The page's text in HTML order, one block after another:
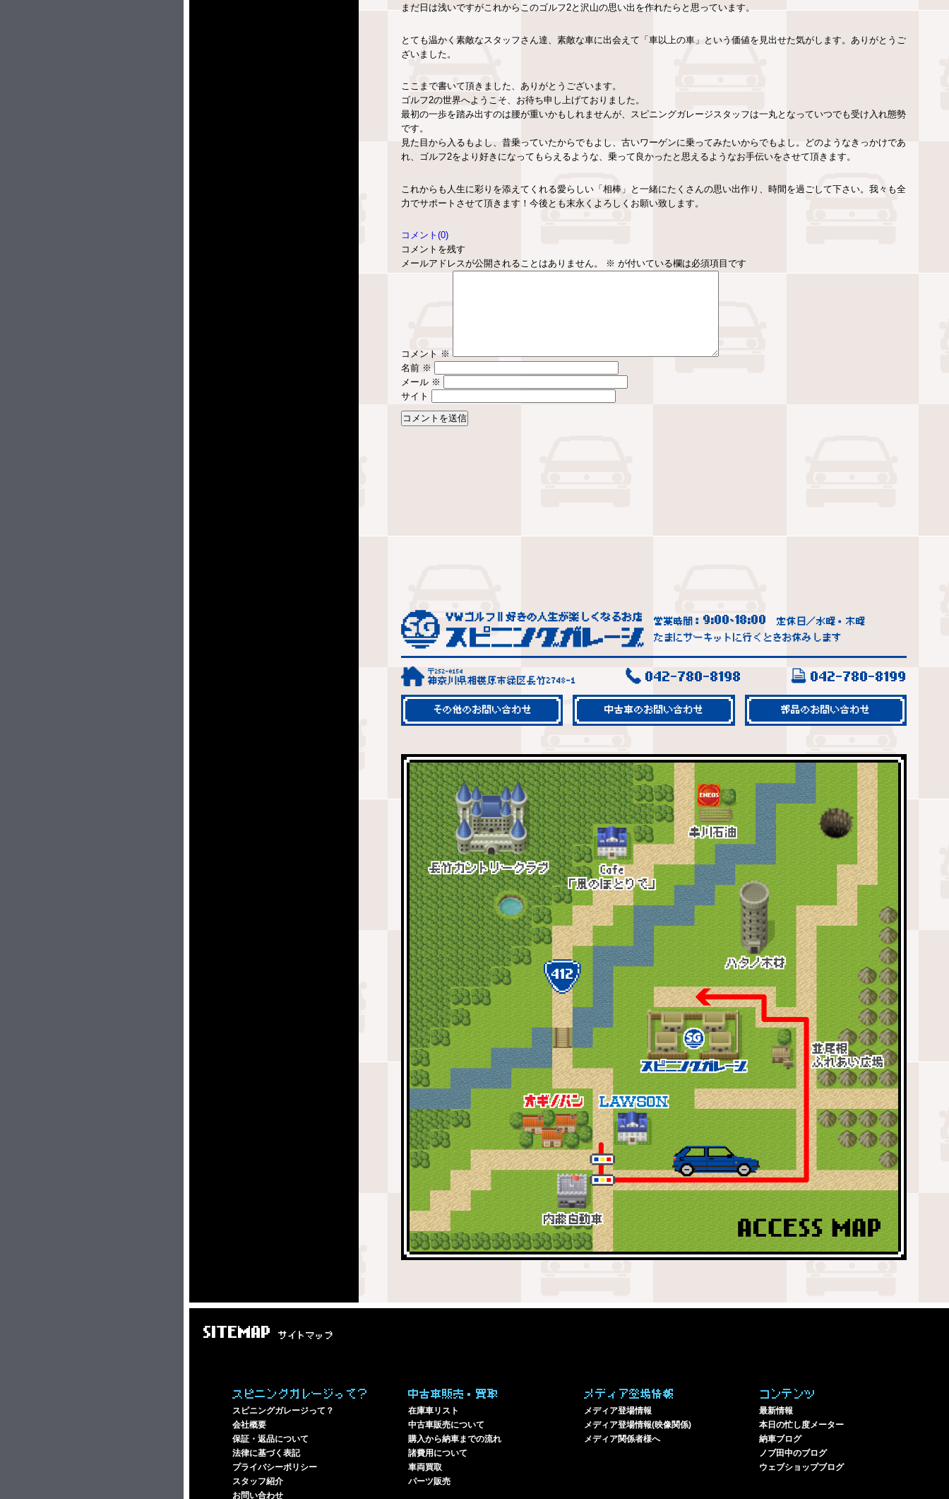
まだ日は浅いですがこれからこのゴルフ2と沢山の思い出を作れたらと思っています。
とても温かく素敵なスタッフさん達、素敵な車に出会えて「車以上の車」という価値を見出せた気がします。ありがとうご
ざいました。
ここまで書いて頂きました、ありがとうございます。
ゴルフ2の世界へようこそ、お待ち申し上げておりました。
最初の一歩を踏み出すのは腰が重いかもしれませんが、スピニングガレージスタッフは一丸となっていつでも受け入れ態勢
です。
見た目から入るもよし、昔乗っていたからでもよし、古いワーゲンに乗ってみたいからでもよし。どのようなきっかけであ
れ、ゴルフ2をより好きになってもらえるような、乗って良かったと思えるようなお手伝いをさせて頂きます。
これからも人生に彩りを添えてくれる愛らしい「相棒」と一緒にたくさんの思い出作り、時間を過ごして下さい。我々も全
力でサポートさせて頂きます！今後とも末永くよろしくお願い致します。
コメント(0)
コメントを残す
メールアドレスが公開されることはありません。
※ が付いている欄は必須項目です
コメント ※
名前 ※
メール ※
サイト
営業時間： 9:00~18:00
定休日／水曜・木曜
たまにサーキットに行くときお休みします
〒252-0154
神奈川県相模原市緑区長竹2748-1 042-780-8198 042-780-8199
その他のお問い合わせ 中古車のお問い合わせ 部品のお問い合わせ
SITEMAP サイトマップ
スピニングガレージって？
スピニングガレージって？
会社概要
保証・返品について
法律に基づく表記
プライバシーポリシー
スタッフ紹介
お問い合わせ
中古車販売・買取
在庫車リスト
中古車販売について
購入から納車までの流れ
諸費用について
車両買取
パーツ販売
メディア登場情報
メディア登場情報
メディア登場情報(映像関係)
メディア関係者様へ
コンテンツ
最新情報
本日の忙し度メーター
納車ブログ
ノブ田中のブログ
ウェブショップブログ